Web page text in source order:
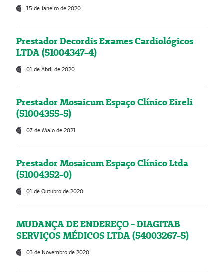
15 de Janeiro de 2020
Prestador Decordis Exames Cardiológicos
LTDA (51004347-4)
01 de Abril de 2020
Prestador Mosaicum Espaço Clínico Eireli
(51004355-5)
07 de Maio de 2021
Prestador Mosaicum Espaço Clínico Ltda
(51004352-0)
01 de Outubro de 2020
MUDANÇA DE ENDEREÇO - DIAGITAB
SERVIÇOS MÉDICOS LTDA (54003267-5)
03 de Novembro de 2020